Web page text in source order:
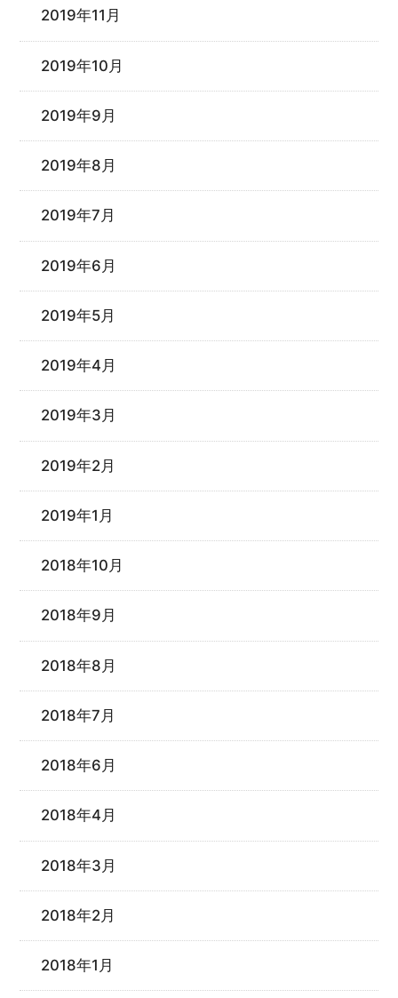
2019年11月
2019年10月
2019年9月
2019年8月
2019年7月
2019年6月
2019年5月
2019年4月
2019年3月
2019年2月
2019年1月
2018年10月
2018年9月
2018年8月
2018年7月
2018年6月
2018年4月
2018年3月
2018年2月
2018年1月